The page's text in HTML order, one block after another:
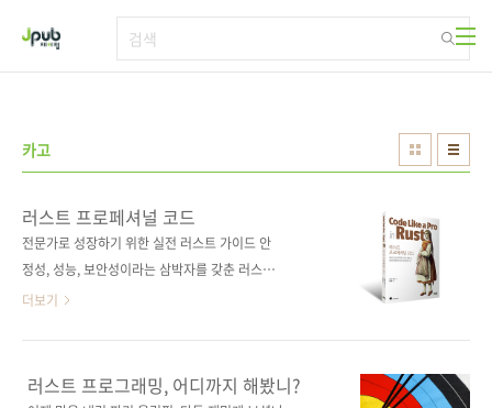
카고
러스트 프로페셔널 코드
전문가로 성장하기 위한 실전 러스트 가이드 안
정성, 성능, 보안성이라는 삼박자를 갖춘 러스트.
이 강력한 언어의 잠재력을 끌어내는 것은 쉽지
와 동시성 프로그래밍, 성능 최적화까지 빠르게
학습할 수 있다. 또한, 효과적인 디자인 패턴과
더보기
러스트 프로그래밍, 어디까지 해봤니?